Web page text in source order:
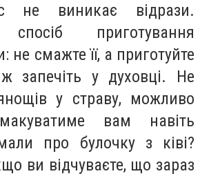
не виникає відрази.
спосіб приготування
не смажте її, а приготуйте
запечіть у духовці. Не
у страву, можливо
вам навіть
про булочку з ківі?
ви відчуваєте, що зараз